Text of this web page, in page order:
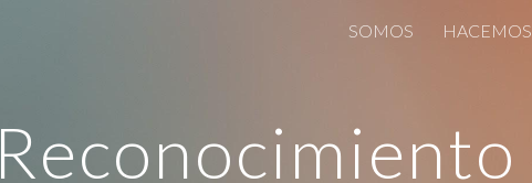
Skip to navigation
SOMOS HACEMOS
Reconocimiento